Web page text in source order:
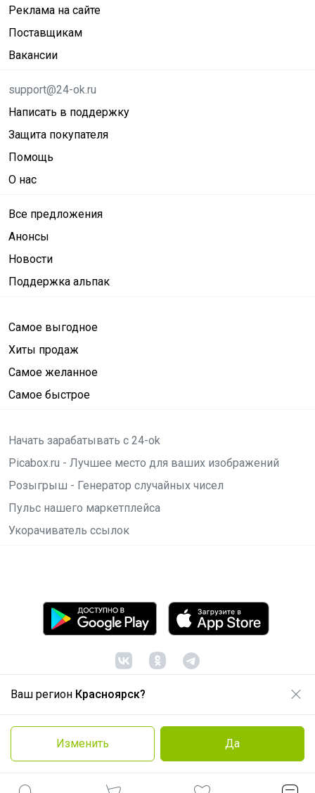
Ваш регион Красноярск?
Изменить Да
Реклама на сайте
Поставщикам
Вакансии
support@24-ok.ru
Написать в поддержку
Защита покупателя
Помощь
О нас
Все предложения
Анонсы
Новости
Поддержка альпак
Самое выгодное
Хиты продаж
Самое желанное
Самое быстрое
Начать зарабатывать с 24-ok
Picabox.ru - Лучшее место для ваших изображений
Розыгрыш - Генератор случайных чисел
Пульс нашего маркетплейса
Укорачиватель ссылок
© ООО "Лявита", ОГРН 1122468054070, 2012 -2026
Политика конфиденциальности
Cоглашение пользователя